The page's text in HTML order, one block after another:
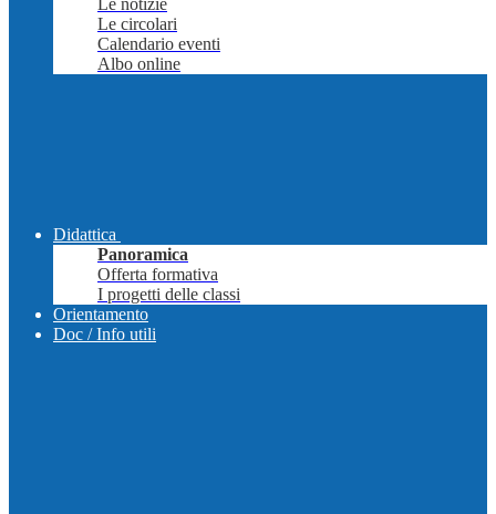
Le notizie
Le circolari
Calendario eventi
Albo online
Didattica
Panoramica
Offerta formativa
I progetti delle classi
Orientamento
Doc / Info utili